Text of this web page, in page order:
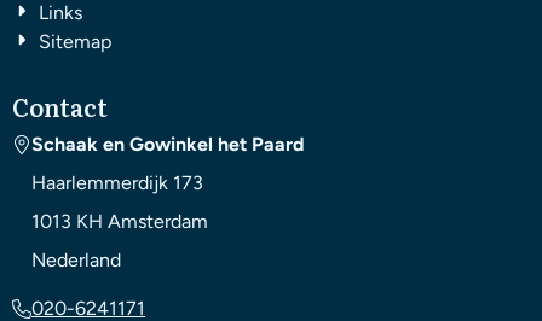
Links
Sitemap
Contact
Schaak en Gowinkel het Paard
Haarlemmerdijk 173
1013 KH Amsterdam
Nederland
020-6241171